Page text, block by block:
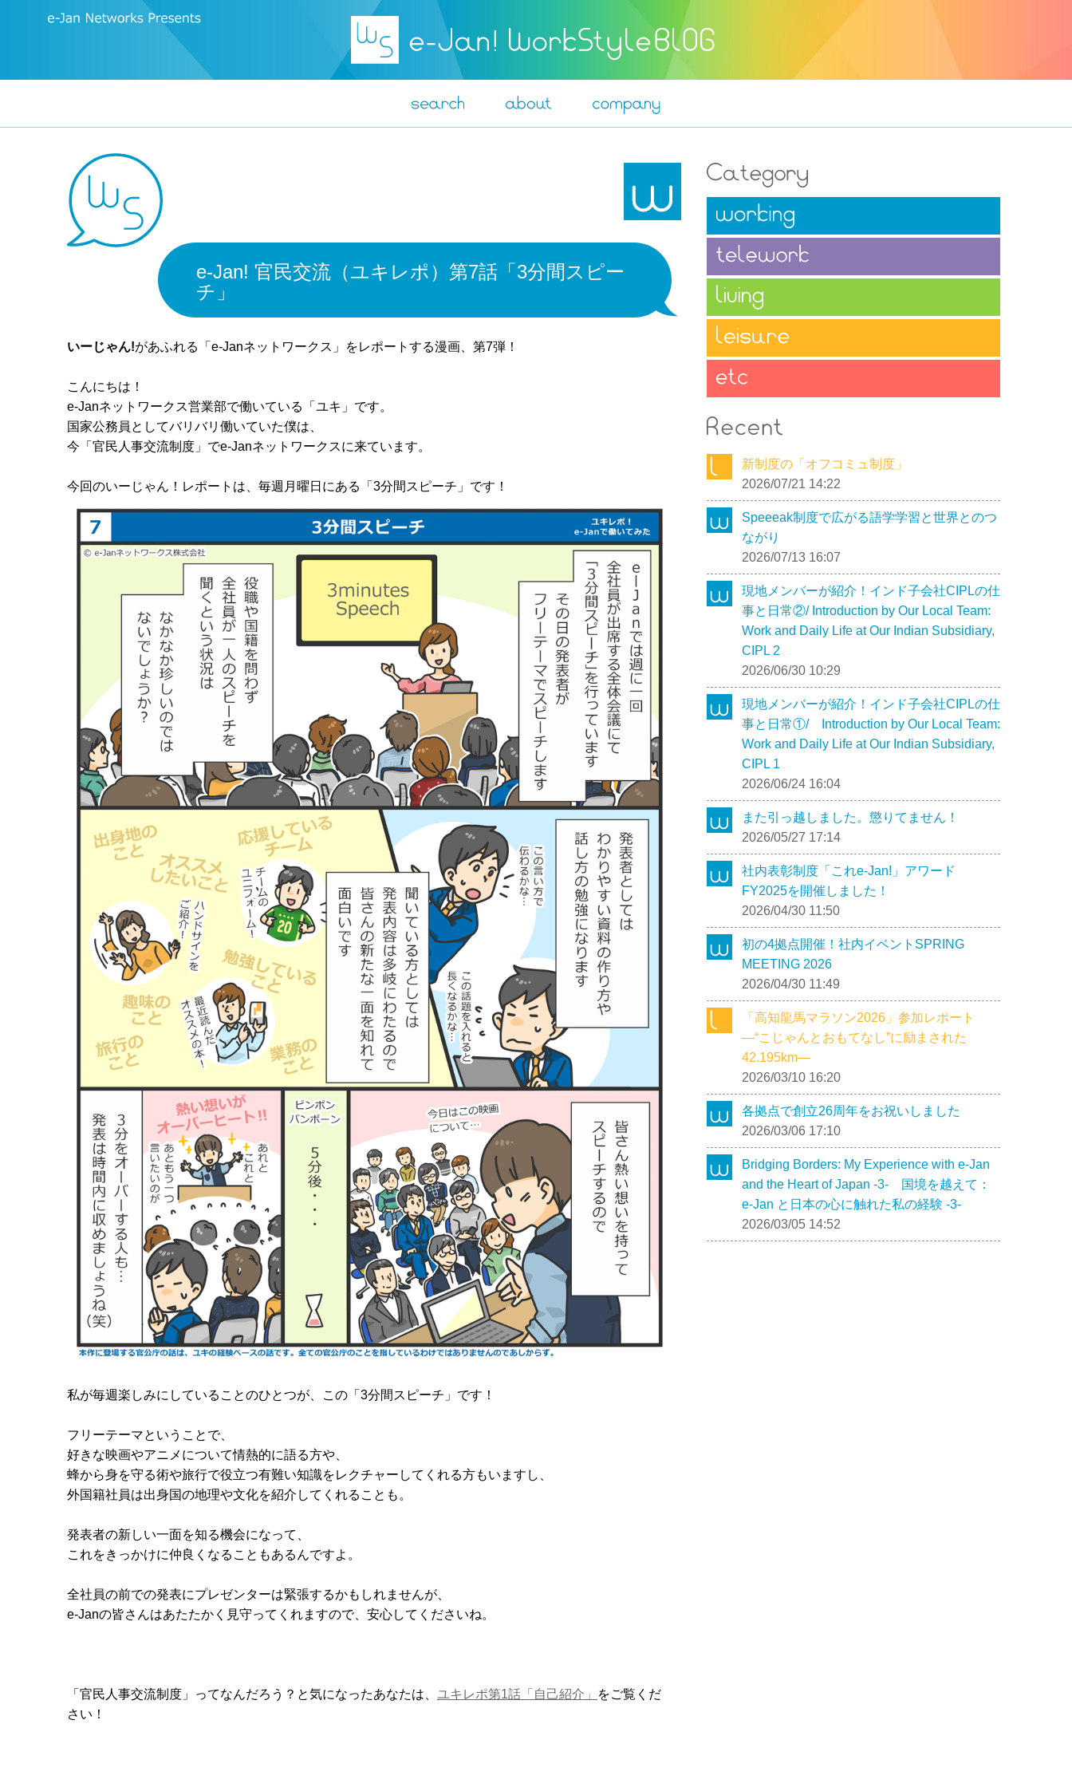
新制度の「オフコミュ制度」
2026/07/21 14:22
Speeeak制度で広がる語学学習と世界とのつ
ながり
2026/07/13 16:07
現地メンバーが紹介！インド子会社CIPLの仕
事と日常②/ Introduction by Our Local Team:
Work and Daily Life at Our Indian Subsidiary,
CIPL 2
2026/06/30 10:29
現地メンバーが紹介！インド子会社CIPLの仕
事と日常①/ Introduction by Our Local Team:
Work and Daily Life at Our Indian Subsidiary,
CIPL 1
2026/06/24 16:04
また引っ越しました。懲りてません！
2026/05/27 17:14
社内表彰制度「これe-Jan!」アワード
FY2025を開催しました！
2026/04/30 11:50
初の4拠点開催！社内イベントSPRING
MEETING 2026
2026/04/30 11:49
「高知龍馬マラソン2026」参加レポート
―“こじゃんとおもてなし”に励まされた
42.195km―
2026/03/10 16:20
各拠点で創立26周年をお祝いしました
2026/03/06 17:10
Bridging Borders: My Experience with e-Jan
and the Heart of Japan -3- 国境を越えて：
e-Jan と日本の心に触れた私の経験 -3-
2026/03/05 14:52
e-Jan! 官民交流（ユキレポ）第7話「3分間スピー
チ」
いーじゃん!があふれる「e-Janネットワークス」をレポートする漫画、第7弾！
こんにちは！
e-Janネットワークス営業部で働いている「ユキ」です。
国家公務員としてバリバリ働いていた僕は、
今「官民人事交流制度」でe-Janネットワークスに来ています。
今回のいーじゃん！レポートは、毎週月曜日にある「3分間スピーチ」です！
私が毎週楽しみにしていることのひとつが、この「3分間スピーチ」です！
フリーテーマということで、
好きな映画やアニメについて情熱的に語る方や、
蜂から身を守る術や旅行で役立つ有難い知識をレクチャーしてくれる方もいますし、
外国籍社員は出身国の地理や文化を紹介してくれることも。
発表者の新しい一面を知る機会になって、
これをきっかけに仲良くなることもあるんですよ。
全社員の前での発表にプレゼンターは緊張するかもしれませんが、
e-Janの皆さんはあたたかく見守ってくれますので、安心してくださいね。
「官民人事交流制度」ってなんだろう？と気になったあなたは、 ユキレポ第1話「自己紹介」
をご覧くだ
さい！